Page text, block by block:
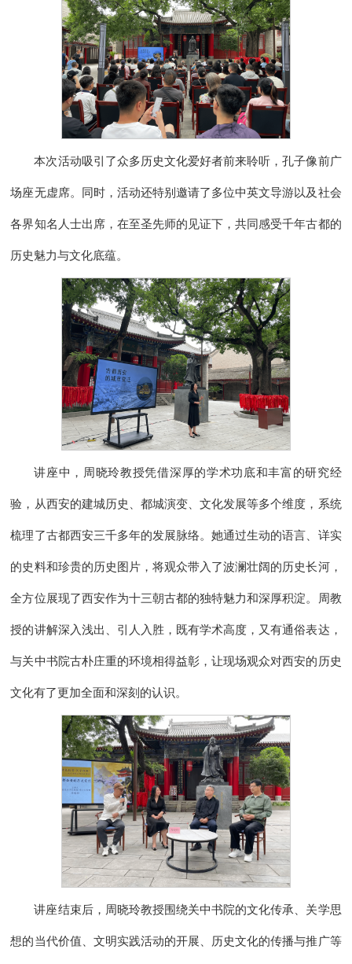
本次活动吸引了众多历史文化爱好者前来聆听，孔子像前广
场座无虚席。同时，活动还特别邀请了多位中英文导游以及社会
各界知名人士出席，在至圣先师的见证下，共同感受千年古都的
历史魅力与文化底蕴。
讲座中，周晓玲教授凭借深厚的学术功底和丰富的研究经
验，从西安的建城历史、都城演变、文化发展等多个维度，系统
梳理了古都西安三千多年的发展脉络。她通过生动的语言、详实
的史料和珍贵的历史图片，将观众带入了波澜壮阔的历史长河，
全方位展现了西安作为十三朝古都的独特魅力和深厚积淀。周教
授的讲解深入浅出、引人入胜，既有学术高度，又有通俗表达，
与关中书院古朴庄重的环境相得益彰，让现场观众对西安的历史
文化有了更加全面和深刻的认识。
讲座结束后，周晓玲教授围绕关中书院的文化传承、关学思
想的当代价值、文明实践活动的开展、历史文化的传播与推广等